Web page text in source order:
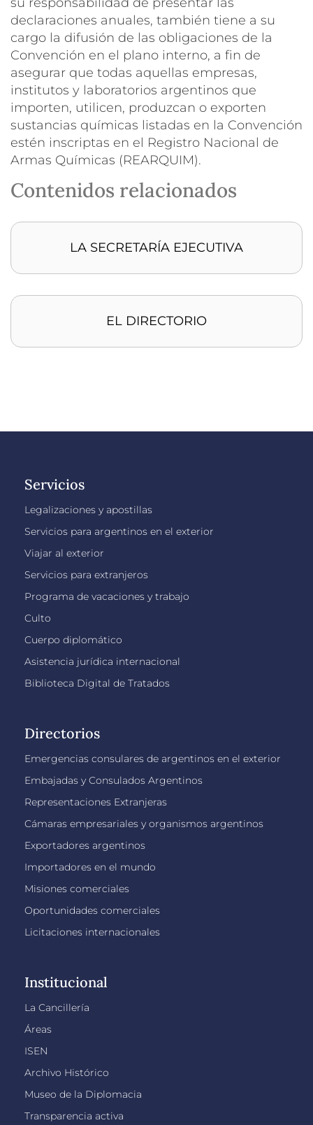
declaraciones anuales, también tiene a su
cargo la difusión de las obligaciones de la
Convención en el plano interno, a fin de
asegurar que todas aquellas empresas,
institutos y laboratorios argentinos que
importen, utilicen, produzcan o exporten
sustancias químicas listadas en la Convención
estén inscriptas en el Registro Nacional de
Armas Químicas (REARQUIM).
Contenidos relacionados
LA SECRETARÍA EJECUTIVA
EL DIRECTORIO
Servicios
Legalizaciones y apostillas
Servicios para argentinos en el exterior
Viajar al exterior
Servicios para extranjeros
Programa de vacaciones y trabajo
Culto
Cuerpo diplomático
Asistencia jurídica internacional
Biblioteca Digital de Tratados
Directorios
Emergencias consulares de argentinos en el exterior
Embajadas y Consulados Argentinos
Representaciones Extranjeras
Cámaras empresariales y organismos argentinos
Exportadores argentinos
Importadores en el mundo
Misiones comerciales
Oportunidades comerciales
Licitaciones internacionales
Institucional
La Cancillería
Áreas
ISEN
Archivo Histórico
Museo de la Diplomacia
Transparencia activa